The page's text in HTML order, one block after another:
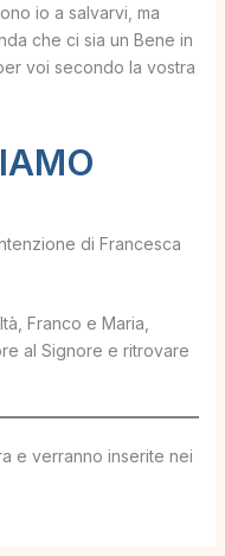
io a salvarvi, ma
che ci sia un Bene in
voi secondo la vostra
di Francesca
Franco e Maria,
al Signore e ritrovare
e verranno inserite nei